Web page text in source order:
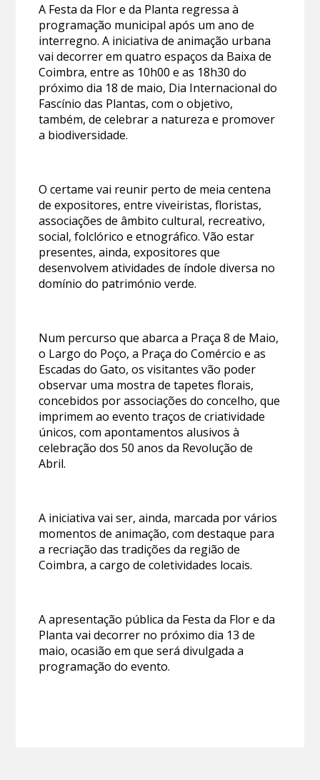
A Festa da Flor e da Planta regressa à
programação municipal após um ano de
interregno. A iniciativa de animação urbana
vai decorrer em quatro espaços da Baixa de
Coimbra, entre as 10h00 e as 18h30 do
próximo dia 18 de maio, Dia Internacional do
Fascínio das Plantas, com o objetivo,
também, de celebrar a natureza e promover
a biodiversidade.
O certame vai reunir perto de meia centena
de expositores, entre viveiristas, floristas,
associações de âmbito cultural, recreativo,
social, folclórico e etnográfico. Vão estar
presentes, ainda, expositores que
desenvolvem atividades de índole diversa no
domínio do património verde.
Num percurso que abarca a Praça 8 de Maio,
o Largo do Poço, a Praça do Comércio e as
Escadas do Gato, os visitantes vão poder
observar uma mostra de tapetes florais,
concebidos por associações do concelho, que
imprimem ao evento traços de criatividade
únicos, com apontamentos alusivos à
celebração dos 50 anos da Revolução de
Abril.
A iniciativa vai ser, ainda, marcada por vários
momentos de animação, com destaque para
a recriação das tradições da região de
Coimbra, a cargo de coletividades locais.
A apresentação pública da Festa da Flor e da
Planta vai decorrer no próximo dia 13 de
maio, ocasião em que será divulgada a
programação do evento.